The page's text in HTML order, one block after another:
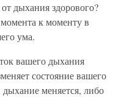
дыхания здорового?
к моменту в
ума.
вашего дыхания
состояние вашего
меняется, либо